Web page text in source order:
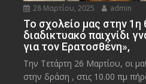
28 Μαρτίου, 2025 admin
To σχολείο μας στην 1η
διαδικτυακό παιχνίδι
για τον Ερατοσθένη»,
Την Τετάρτη 26 Μαρτίου, οι
στην δράση , στις 10.00 πμ